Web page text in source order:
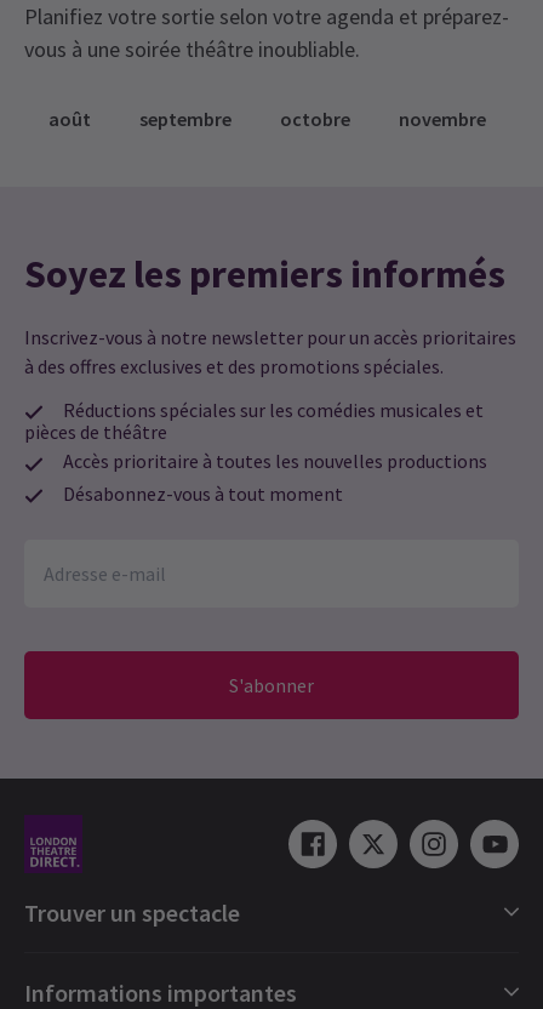
Planifiez votre sortie selon votre agenda et préparez-
vous à une soirée théâtre inoubliable.
août septembre octobre novembre
Soyez les premiers informés
Inscrivez-vous à notre newsletter pour un accès prioritaires
à des offres exclusives et des promotions spéciales.
Réductions spéciales sur les comédies musicales et
pièces de théâtre
Accès prioritaire à toutes les nouvelles productions
Désabonnez-vous à tout moment
S'abonner
Trouver un spectacle
Informations importantes